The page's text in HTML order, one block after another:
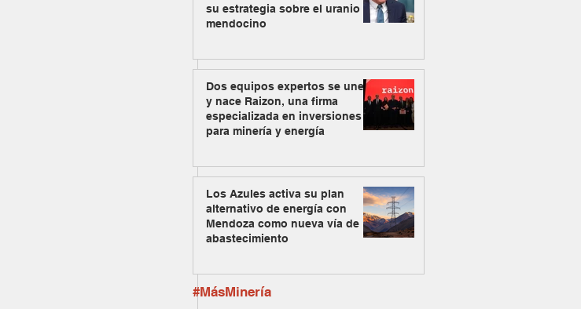
su estrategia sobre el uranio
mendocino
Dos equipos expertos se unen
y nace Raizon, una firma
especializada en inversiones
para minería y energía
Los Azules activa su plan
alternativo de energía con
Mendoza como nueva vía de
abastecimiento
#MásMinería